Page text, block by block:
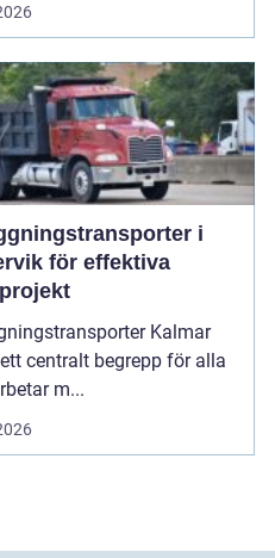
i
för effektiva
Kalmar
centralt begrepp för alla
m...